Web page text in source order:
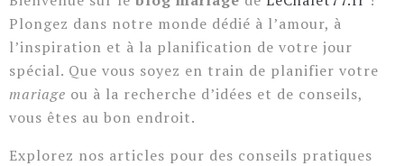
Plongez dans notre monde dédié à l’amour, à
l’inspiration et à la planification de votre jour
spécial. Que vous soyez en train de planifier votre
mariage ou à la recherche d’idées et de conseils,
vous êtes au bon endroit.
Explorez nos articles pour des conseils pratiques